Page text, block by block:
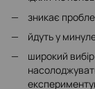
зникає
йдуть у
широкий